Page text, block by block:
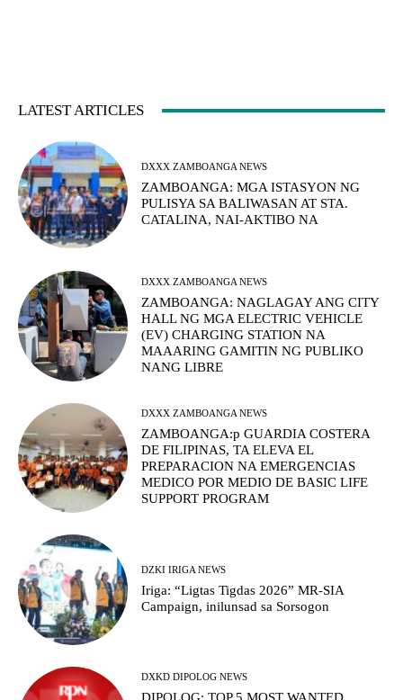
LATEST ARTICLES
DXXX ZAMBOANGA NEWS
ZAMBOANGA: MGA ISTASYON NG
PULISYA SA BALIWASAN AT STA.
CATALINA, NAI-AKTIBO NA
DXXX ZAMBOANGA NEWS
ZAMBOANGA: NAGLAGAY ANG CITY
HALL NG MGA ELECTRIC VEHICLE
(EV) CHARGING STATION NA
MAAARING GAMITIN NG PUBLIKO
NANG LIBRE
DXXX ZAMBOANGA NEWS
ZAMBOANGA:p GUARDIA COSTERA
DE FILIPINAS, TA ELEVA EL
PREPARACION NA EMERGENCIAS
MEDICO POR MEDIO DE BASIC LIFE
SUPPORT PROGRAM
DZKI IRIGA NEWS
Iriga: “Ligtas Tigdas 2026” MR-SIA
Campaign, inilunsad sa Sorsogon
DXKD DIPOLOG NEWS